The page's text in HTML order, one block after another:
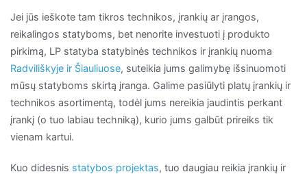
Jei jūs ieškote tam tikros technikos, įrankių ar įrangos,
reikalingos statyboms, bet nenorite investuoti į produkto
pirkimą, LP statyba statybinės technikos ir įrankių nuoma
Radviliškyje ir Šiauliuose, suteikia jums galimybę išsinuomoti
mūsų statyboms skirtą įranga. Galime pasiūlyti platų įrankių ir
technikos asortimentą, todėl jums nereikia jaudintis perkant
įrankį (o tuo labiau techniką), kurio jums galbūt prireiks tik
vienam kartui.
Kuo didesnis statybos projektas, tuo daugiau reikia įrankių ir